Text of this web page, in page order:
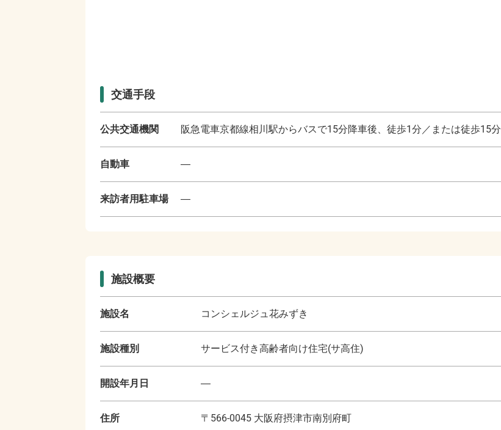
交通手段
公共交通機関 阪急電車京都線相川駅からバスで15分降車後、徒歩1分／または徒歩15分
自動車 ―
来訪者用駐車場 ―
施設概要
施設名 コンシェルジュ花みずき
施設種別 サービス付き高齢者向け住宅(サ高住)
開設年月日 ―
住所 〒 566-0045 大阪府摂津市南別府町